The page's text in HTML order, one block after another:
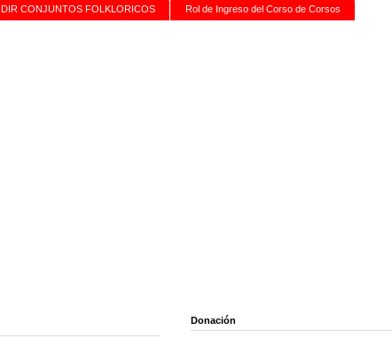
DIR CONJUNTOS FOLKLORICOS Rol de Ingreso del Corso de Corsos
Donación